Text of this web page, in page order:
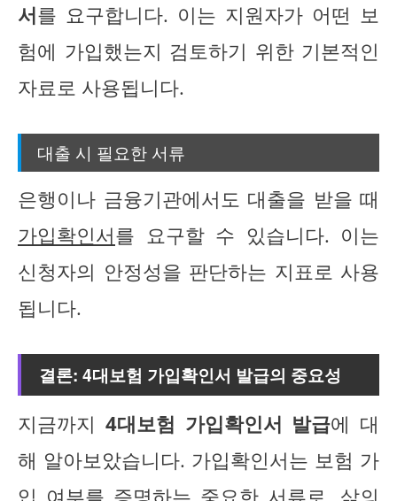
서를 요구합니다. 이는 지원자가 어떤 보
험에 가입했는지 검토하기 위한 기본적인
자료로 사용됩니다.
대출 시 필요한 서류
은행이나 금융기관에서도 대출을 받을 때
가입확인서를 요구할 수 있습니다. 이는
신청자의 안정성을 판단하는 지표로 사용
됩니다.
결론: 4대보험 가입확인서 발급의 중요성
지금까지 4대보험 가입확인서 발급에 대
해 알아보았습니다. 가입확인서는 보험 가